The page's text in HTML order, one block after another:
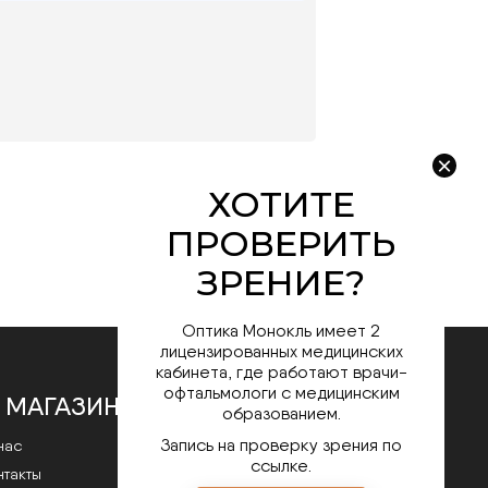
Оптика Монокль имеет 2
лицензированных медицинских
кабинета, где работают врачи-
офтальмологи с медицинским
образованием.
Запись на проверку зрения по
ссылке.